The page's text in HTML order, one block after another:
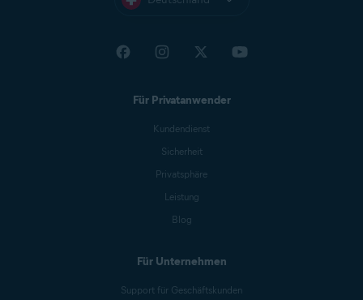
Für Privatanwender
Kundendienst
Sicherheit
Privatsphäre
Leistung
Blog
Für Unternehmen
Support für Geschäftskunden